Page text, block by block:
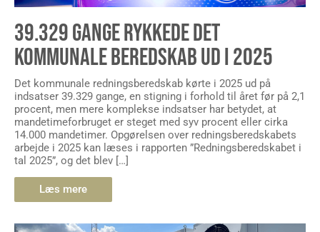
39.329 GANGE RYKKEDE DET
KOMMUNALE BEREDSKAB UD I 2025
Det kommunale redningsberedskab kørte i 2025 ud på
indsatser 39.329 gange, en stigning i forhold til året før på 2,1
procent, men mere komplekse indsatser har betydet, at
mandetimeforbruget er steget med syv procent eller cirka
14.000 mandetimer. Opgørelsen over redningsberedskabets
arbejde i 2025 kan læses i rapporten ”Redningsberedskabet i
tal 2025”, og det blev […]
Læs mere